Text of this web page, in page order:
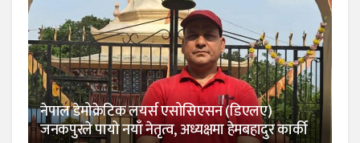
नेपाल डेमोक्रेटिक लयर्स एसोसिएसन (डिएलए)
जनकपुरले पायो नयाँ नेतृत्व, अध्यक्षमा हेमबहादुर कार्की